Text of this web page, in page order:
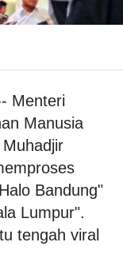
Menteri
Manusia
Bandung"
Lumpur".
tengah viral